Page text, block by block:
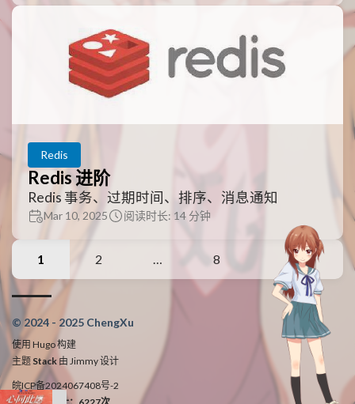
Redis
Redis 进阶
Redis 事务、过期时间、排序、消息通知
Mar 10, 2025 阅读时长: 14 分钟
1 2 … 8
© 2024 - 2025 ChengXu
使用 Hugo构建
主题 Stack 由 Jimmy设计
皖ICP备2024067408号-2